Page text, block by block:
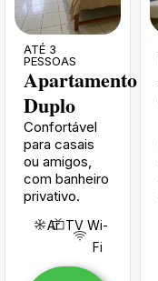
ATÉ 3
PESSOAS
Apartamento
Duplo
Confortável
para casais
ou amigos,
com banheiro
privativo.
Ar TV Wi-
Fi